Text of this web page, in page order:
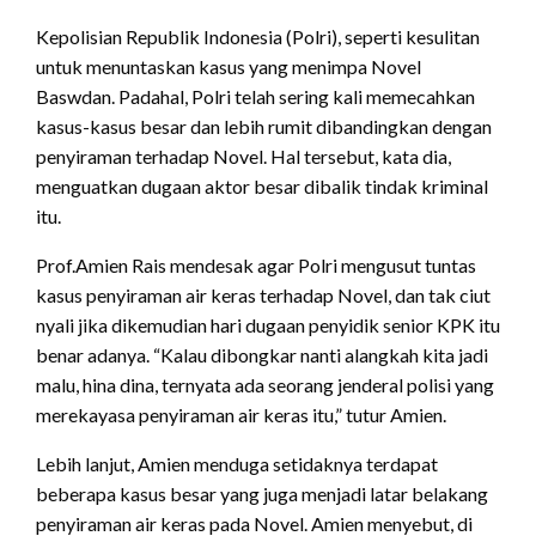
Kepolisian Republik Indonesia (Polri), seperti kesulitan
untuk menuntaskan kasus yang menimpa Novel
Baswdan. Padahal, Polri telah sering kali memecahkan
kasus-kasus besar dan lebih rumit dibandingkan dengan
penyiraman terhadap Novel. Hal tersebut, kata dia,
menguatkan dugaan aktor besar dibalik tindak kriminal
itu.
Prof.Amien Rais mendesak agar Polri mengusut tuntas
kasus penyiraman air keras terhadap Novel, dan tak ciut
nyali jika dikemudian hari dugaan penyidik senior KPK itu
benar adanya. “Kalau dibongkar nanti alangkah kita jadi
malu, hina dina, ternyata ada seorang jenderal polisi yang
merekayasa penyiraman air keras itu,” tutur Amien.
Lebih lanjut, Amien menduga setidaknya terdapat
beberapa kasus besar yang juga menjadi latar belakang
penyiraman air keras pada Novel. Amien menyebut, di